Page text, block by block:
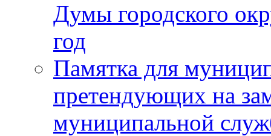
Думы городского
год
Памятка для
претендующих на
муниципальной